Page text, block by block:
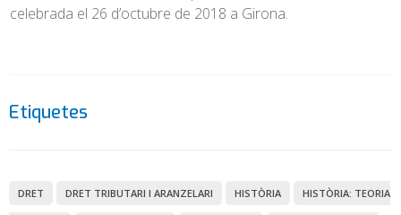
celebrada el 26 d’octubre de 2018 a Girona.
Etiquetes
DRET DRET TRIBUTARI I ARANZELARI HISTÒRIA HISTÒRIA: TEORIA